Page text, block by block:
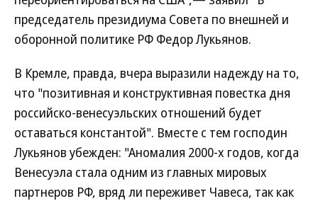
председатель президиума Совета по внешней и
оборонной политике РФ Федор Лукьянов.
В Кремле, правда, вчера выразили надежду на то,
что "позитивная и конструктивная повестка дня
российско-венесуэльских отношений будет
оставаться константой". Вместе с тем господин
Лукьянов убежден: "Аномалия 2000-х годов, когда
Венесуэла стала одним из главных мировых
партнеров РФ, вряд ли переживет Чавеса, так как